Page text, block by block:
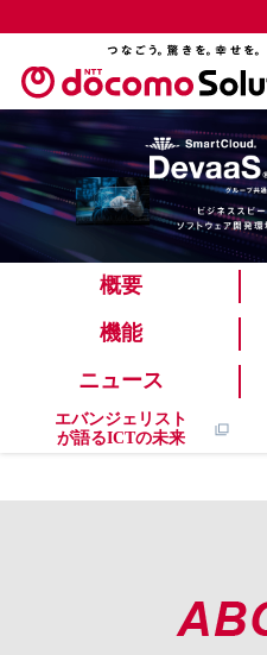
概要
機能
ニュース
エバンジェリスト
が語るICTの未来